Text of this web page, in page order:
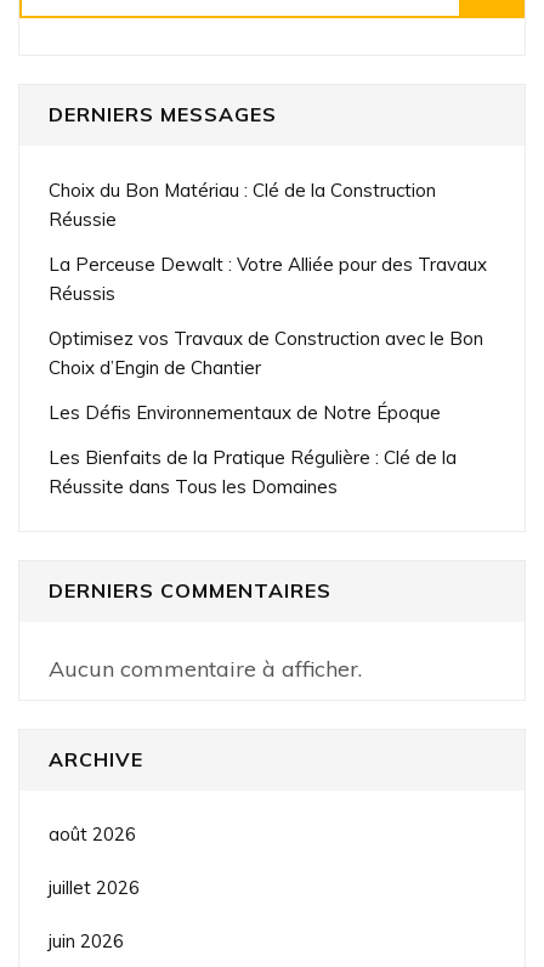
DERNIERS MESSAGES
Choix du Bon Matériau : Clé de la Construction
Réussie
La Perceuse Dewalt : Votre Alliée pour des Travaux
Réussis
Optimisez vos Travaux de Construction avec le Bon
Choix d’Engin de Chantier
Les Défis Environnementaux de Notre Époque
Les Bienfaits de la Pratique Régulière : Clé de la
Réussite dans Tous les Domaines
DERNIERS COMMENTAIRES
Aucun commentaire à afficher.
ARCHIVE
août 2026
juillet 2026
juin 2026